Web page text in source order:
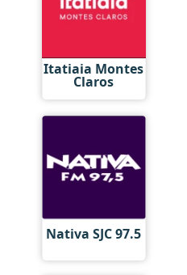
Itatiaia Montes
Claros
Nativa SJC 97.5